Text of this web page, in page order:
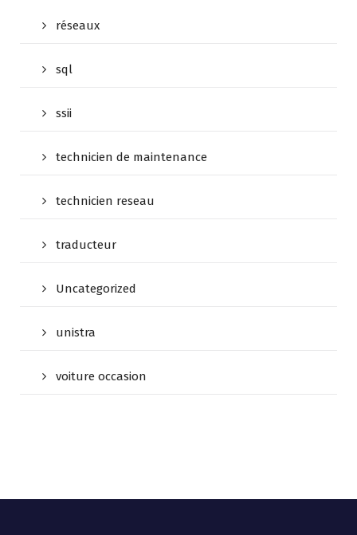
réseaux
sql
ssii
technicien de maintenance
technicien reseau
traducteur
Uncategorized
unistra
voiture occasion